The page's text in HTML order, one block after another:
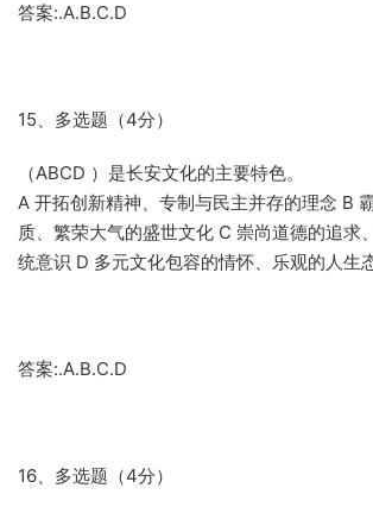
答案:.A.B.C.D
15、多选题（4分）
（ABCD ）是长安文化的主要特色。
A 开拓创新精神、专制与民主并存的理念 B
质、繁荣大气的盛世文化 C 崇尚道德的追求
统意识 D 多元文化包容的情怀、乐观的人生
答案:.A.B.C.D
16、多选题（4分）